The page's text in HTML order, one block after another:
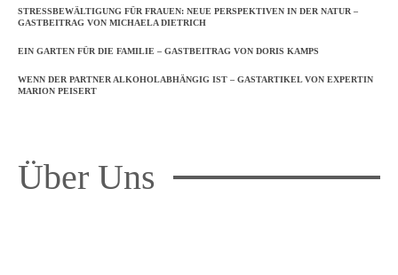
STRESSBEWÄLTIGUNG FÜR FRAUEN: NEUE PERSPEKTIVEN IN DER NATUR –
GASTBEITRAG VON MICHAELA DIETRICH
EIN GARTEN FÜR DIE FAMILIE – GASTBEITRAG VON DORIS KAMPS
WENN DER PARTNER ALKOHOLABHÄNGIG IST – GASTARTIKEL VON EXPERTIN
MARION PEISERT
Über Uns